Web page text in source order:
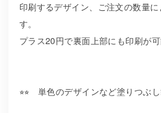
印刷するデザイン、ご注文の数量
す。
プラス20円で裏面上部にも印刷が可
⭐︎⭐︎ 単色のデザインなど塗りつぶ